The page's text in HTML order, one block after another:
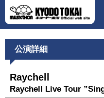
公演詳細
Raychell
Raychell Live Tour